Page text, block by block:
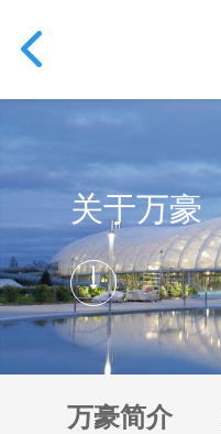
关于万豪
万豪简介